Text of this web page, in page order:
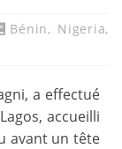
Bénin, Nigeria,
a effectué
accueilli
avant un tête